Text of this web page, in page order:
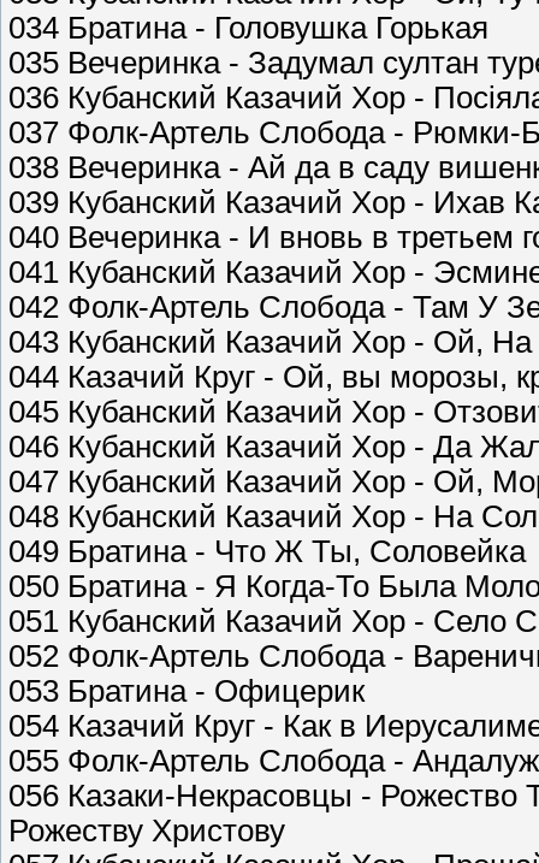
034 Братина - Головушка Горькая
035 Вечеринка - Задумал султан
036 Кубанский Казачий Хор -
037 Фолк-Артель Слобода - Рюмки-
038 Вечеринка - Ай да в саду
039 Кубанский Казачий Хор - Ихав
040 Вечеринка - И вновь в третьем
041 Кубанский Казачий Хор -
042 Фолк-Артель Слобода - Там У
043 Кубанский Казачий Хор - Ой, На
044 Казачий Круг - Ой, вы морозы,
045 Кубанский Казачий Хор -
046 Кубанский Казачий Хор - Да
047 Кубанский Казачий Хор - Ой,
048 Кубанский Казачий Хор - На
049 Братина - Что Ж Ты, Соловейка
050 Братина - Я Когда-То Была
051 Кубанский Казачий Хор - Село
052 Фолк-Артель Слобода -
053 Братина - Офицерик
054 Казачий Круг - Как в
055 Фолк-Артель Слобода -
056 Казаки-Некрасовцы - Рожество
Рожеству Христову